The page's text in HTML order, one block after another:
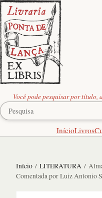
Você pode pesquisar por
InícioLivros
Início / LITERATURA /
Comentada por Luiz Antonio